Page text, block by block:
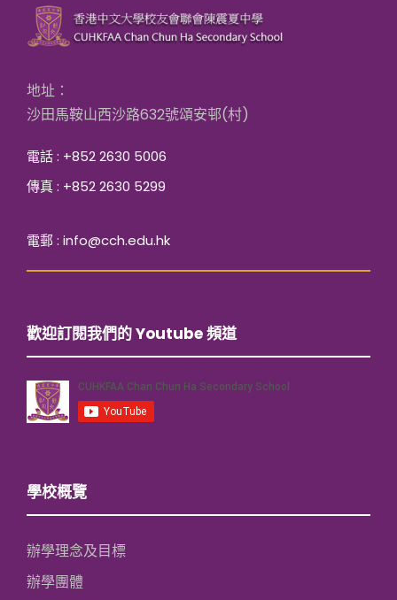
地址：
沙田馬鞍山西沙路632號頌安邨(村)
電話 : +852 2630 5006
傳真 : +852 2630 5299
電郵 : info@cch.edu.hk
歡迎訂閱我們的 Youtube 頻道
學校概覽
辦學理念及目標
辦學團體